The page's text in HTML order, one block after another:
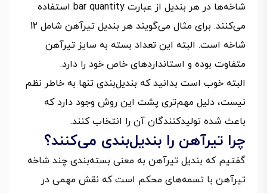
شاخه‌ها در هر بندیل از عبارت bar quantity استفاده
می‌کنند. برای مثال می‌گویند هر بندیل تیرآهن شامل 12
شاخه است. البته این تعداد بسته به سایز تیرآهن
متفاوت بوده و استانداردهای خاص خود را دارد.
البته خوب است بدانید که بندیل‌بندی تنها به‌ خاطر نظم
نیست، دلیل مهم‌تری پشت این روش وجود دارد که
باعث شده تولیدکنندگان آن را انتخاب کنند.
چرا تیرآهن را بندیل‌بندی می‌کنند؟
گفتیم که بندیل تیرآهن به معنی بسته‌بندی چند شاخه
تیرآهن با تسمه‌های محکم است که نقش مهمی در